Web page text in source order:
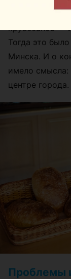
круассанов —
Тогда это
Минска. И о
имело смысла:
центре города.
Проблемы